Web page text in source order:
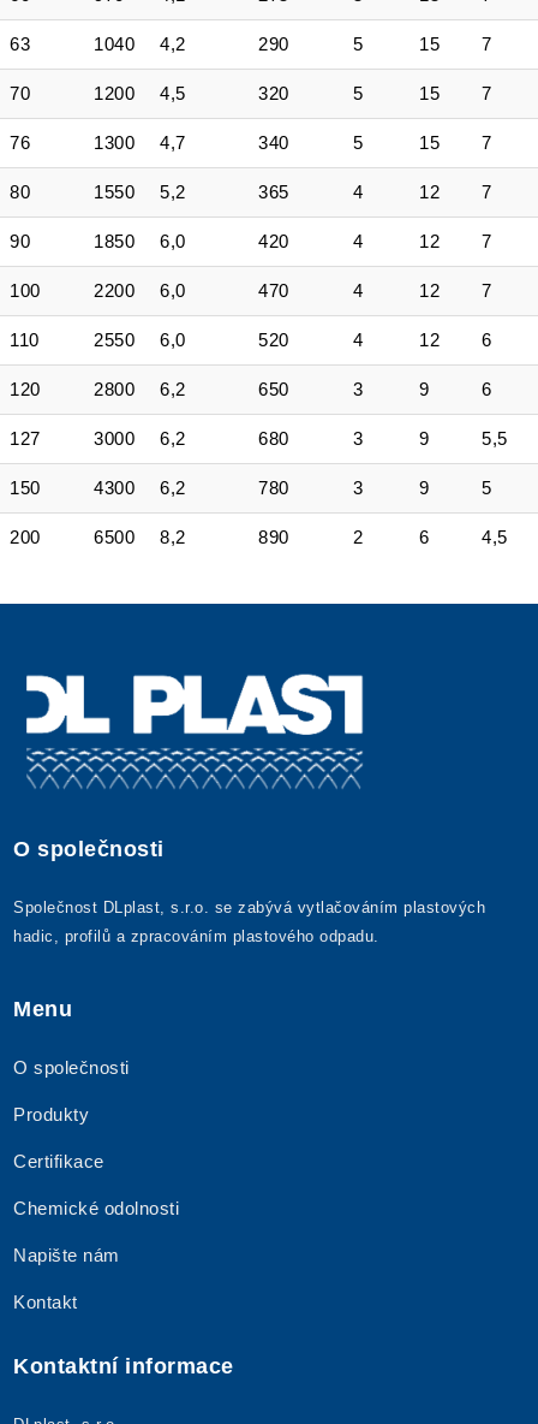
63 1040 4,2 290 5 15 7
70 1200 4,5 320 5 15 7
76 1300 4,7 340 5 15 7
80 1550 5,2 365 4 12 7
90 1850 6,0 420 4 12 7
100 2200 6,0 470 4 12 7
110 2550 6,0 520 4 12 6
120 2800 6,2 650 3 9 6
127 3000 6,2 680 3 9 5,5
150 4300 6,2 780 3 9 5
200 6500 8,2 890 2 6 4,5
O společnosti
Společnost DLplast, s.r.o. se zabývá vytlačováním plastových
hadic, profilů a zpracováním plastového odpadu.
Menu
O společnosti
Produkty
Certifikace
Chemické odolnosti
Napište nám
Kontakt
Kontaktní informace